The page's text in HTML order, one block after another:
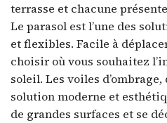
terrasse et chacune
Le parasol est l’une des
et flexibles. Facile à
choisir où vous souhaitez
soleil. Les voiles
solution moderne et
de grandes surfaces et se